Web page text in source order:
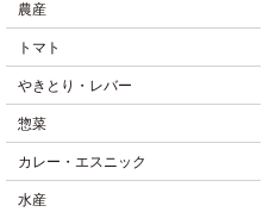
農産
トマト
やきとり・レバー
惣菜
カレー・エスニック
水産